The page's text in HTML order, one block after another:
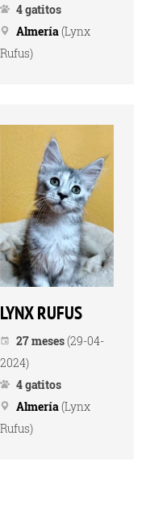
4 gatitos
Almería(Lynx
Rufus)
LYNX RUFUS
27 meses(29-04-
2024)
4 gatitos
Almería(Lynx
Rufus)